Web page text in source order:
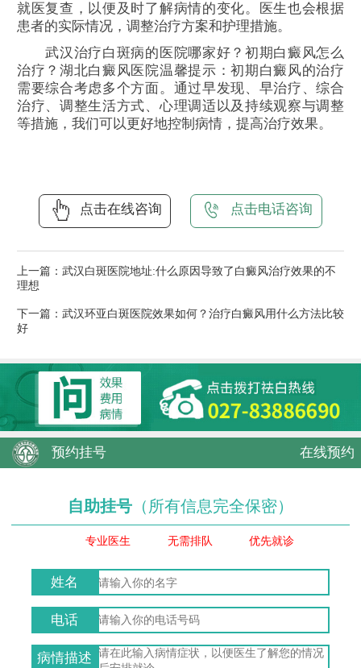
就医复查，以便及时了解病情的变化。医生也会根据
患者的实际情况，调整治疗方案和护理措施。
武汉治疗白斑病的医院哪家好？初期白癜风怎么
治疗？湖北白癜风医院温馨提示：初期白癜风的治疗
需要综合考虑多个方面。通过早发现、早治疗、综合
治疗、调整生活方式、心理调适以及持续观察与调整
等措施，我们可以更好地控制病情，提高治疗效果。
点击在线咨询 点击电话咨询
上一篇： 武汉白斑医院地址:什么原因导致了白癜风治疗效果的不
理想
下一篇： 武汉环亚白斑医院效果如何？治疗白癜风用什么方法比较
好
预约挂号 在线预约
自助挂号 （所有信息完全保密）
专业医生 无需排队 优先就诊
姓名
电话
病情描述